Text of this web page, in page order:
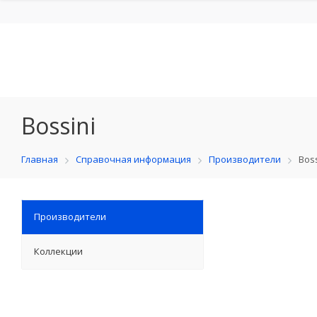
Bossini
Главная Справочная информация Производители
Производители
Коллекции